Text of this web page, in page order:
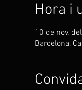
Hora i
10 de nov.
Barcelona,